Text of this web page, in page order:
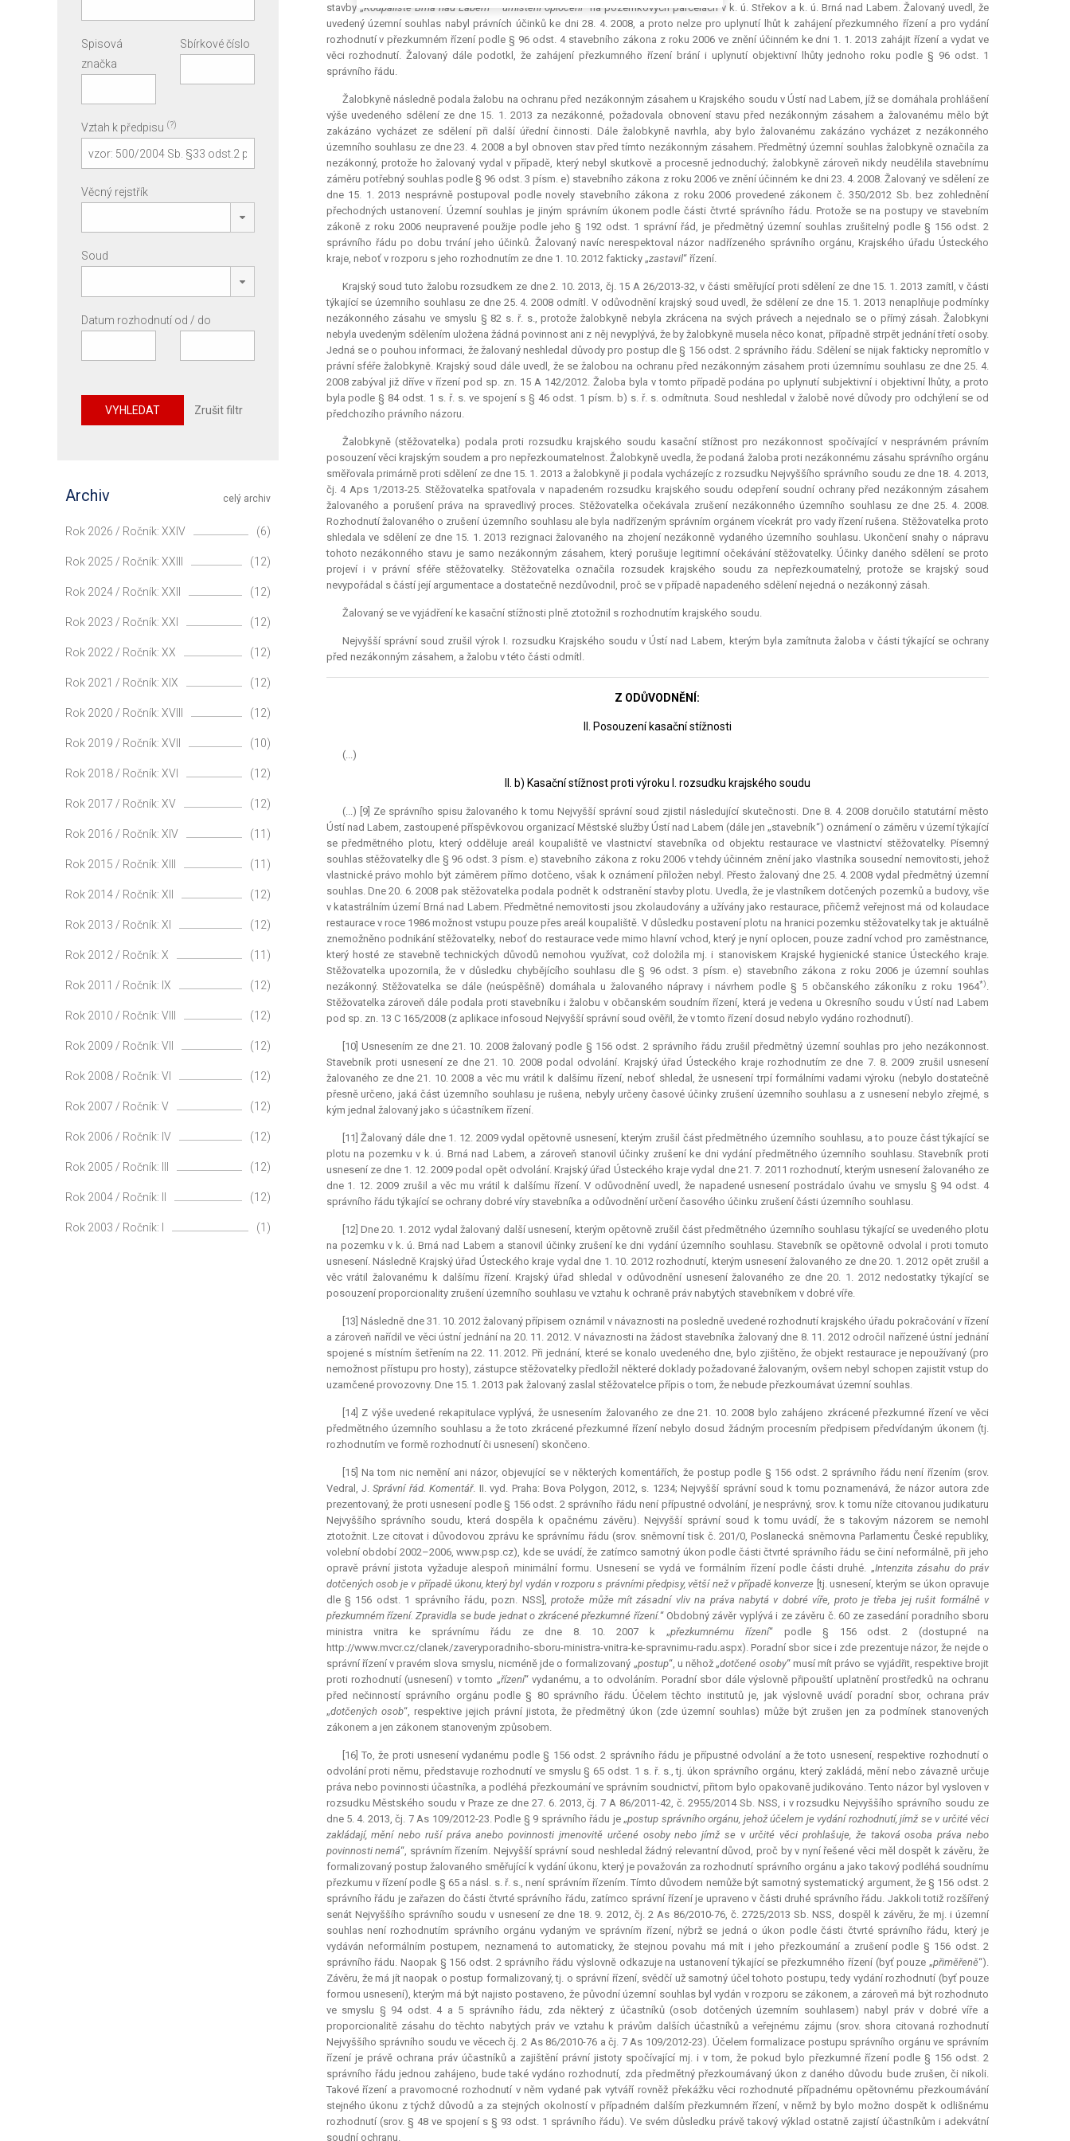
stavby „Koupaliště Brná nad Labem – umístění oplocení“ na pozemkových parcelách v k. ú. Střekov a k. ú. Brná nad Labem. Žalovaný uvedl, že
uvedený územní souhlas nabyl právních účinků ke dni 28. 4. 2008, a proto nelze pro uplynutí lhůt k zahájení přezkumného řízení a pro vydání
rozhodnutí v přezkumném řízení podle § 96 odst. 4 stavebního zákona z roku 2006 ve znění účinném ke dni 1. 1. 2013 zahájit řízení a vydat ve
věci rozhodnutí. Žalovaný dále podotkl, že zahájení přezkumného řízení brání i uplynutí objektivní lhůty jednoho roku podle § 96 odst. 1
správního řádu.
Žalobkyně následně podala žalobu na ochranu před nezákonným zásahem u Krajského soudu v Ústí nad Labem, jíž se domáhala prohlášení
výše uvedeného sdělení ze dne 15. 1. 2013 za nezákonné, požadovala obnovení stavu před nezákonným zásahem a žalovanému mělo být
zakázáno vycházet ze sdělení při další úřední činnosti. Dále žalobkyně navrhla, aby bylo žalovanému zakázáno vycházet z nezákonného
územního souhlasu ze dne 23. 4. 2008 a byl obnoven stav před tímto nezákonným zásahem. Předmětný územní souhlas žalobkyně označila za
nezákonný, protože ho žalovaný vydal v případě, který nebyl skutkově a procesně jednoduchý; žalobkyně zároveň nikdy neudělila stavebnímu
záměru potřebný souhlas podle § 96 odst. 3 písm. e) stavebního zákona z roku 2006 ve znění účinném ke dni 23. 4. 2008. Žalovaný ve sdělení ze
dne 15. 1. 2013 nesprávně postupoval podle novely stavebního zákona z roku 2006 provedené zákonem č. 350/2012 Sb. bez zohlednění
přechodných ustanovení. Územní souhlas je jiným správním úkonem podle části čtvrté správního řádu. Protože se na postupy ve stavebním
zákoně z roku 2006 neupravené použije podle jeho § 192 odst. 1 správní řád, je předmětný územní souhlas zrušitelný podle § 156 odst. 2
správního řádu po dobu trvání jeho účinků. Žalovaný navíc nerespektoval názor nadřízeného správního orgánu, Krajského úřadu Ústeckého
kraje, neboť v rozporu s jeho rozhodnutím ze dne 1. 10. 2012 fakticky „zastavil“ řízení.
Krajský soud tuto žalobu rozsudkem ze dne 2. 10. 2013, čj. 15 A 26/2013-32, v části směřující proti sdělení ze dne 15. 1. 2013 zamítl, v části
týkající se územního souhlasu ze dne 25. 4. 2008 odmítl. V odůvodnění krajský soud uvedl, že sdělení ze dne 15. 1. 2013 nenaplňuje podmínky
nezákonného zásahu ve smyslu § 82 s. ř. s., protože žalobkyně nebyla zkrácena na svých právech a nejednalo se o přímý zásah. Žalobkyni
nebyla uvedeným sdělením uložena žádná povinnost ani z něj nevyplývá, že by žalobkyně musela něco konat, případně strpět jednání třetí osoby.
Jedná se o pouhou informaci, že žalovaný neshledal důvody pro postup dle § 156 odst. 2 správního řádu. Sdělení se nijak fakticky nepromítlo v
právní sféře žalobkyně. Krajský soud dále uvedl, že se žalobou na ochranu před nezákonným zásahem proti územnímu souhlasu ze dne 25. 4.
2008 zabýval již dříve v řízení pod sp. zn. 15 A 142/2012. Žaloba byla v tomto případě podána po uplynutí subjektivní i objektivní lhůty, a proto
byla podle § 84 odst. 1 s. ř. s. ve spojení s § 46 odst. 1 písm. b) s. ř. s. odmítnuta. Soud neshledal v žalobě nové důvody pro odchýlení se od
předchozího právního názoru.
Žalobkyně (stěžovatelka) podala proti rozsudku krajského soudu kasační stížnost pro nezákonnost spočívající v nesprávném právním
posouzení věci krajským soudem a pro nepřezkoumatelnost. Žalobkyně uvedla, že podaná žaloba proti nezákonnému zásahu správního orgánu
směřovala primárně proti sdělení ze dne 15. 1. 2013 a žalobkyně ji podala vycházejíc z rozsudku Nejvyššího správního soudu ze dne 18. 4. 2013,
čj. 4 Aps 1/2013-25. Stěžovatelka spatřovala v napadeném rozsudku krajského soudu odepření soudní ochrany před nezákonným zásahem
žalovaného a porušení práva na spravedlivý proces. Stěžovatelka očekávala zrušení nezákonného územního souhlasu ze dne 25. 4. 2008.
Rozhodnutí žalovaného o zrušení územního souhlasu ale byla nadřízeným správním orgánem vícekrát pro vady řízení rušena. Stěžovatelka proto
shledala ve sdělení ze dne 15. 1. 2013 rezignaci žalovaného na zhojení nezákonně vydaného územního souhlasu. Ukončení snahy o nápravu
tohoto nezákonného stavu je samo nezákonným zásahem, který porušuje legitimní očekávání stěžovatelky. Účinky daného sdělení se proto
projeví i v právní sféře stěžovatelky. Stěžovatelka označila rozsudek krajského soudu za nepřezkoumatelný, protože se krajský soud
nevypořádal s částí její argumentace a dostatečně nezdůvodnil, proč se v případě napadeného sdělení nejedná o nezákonný zásah.
Žalovaný se ve vyjádření ke kasační stížnosti plně ztotožnil s rozhodnutím krajského soudu.
Nejvyšší správní soud zrušil výrok I. rozsudku Krajského soudu v Ústí nad Labem, kterým byla zamítnuta žaloba v části týkající se ochrany
před nezákonným zásahem, a žalobu v této části odmítl.
Z ODŮVODNĚNÍ:
II. Posouzení kasační stížnosti
(...)
II. b) Kasační stížnost proti výroku I. rozsudku krajského soudu
(...) [9] Ze správního spisu žalovaného k tomu Nejvyšší správní soud zjistil následující skutečnosti. Dne 8. 4. 2008 doručilo statutární město
Ústí nad Labem, zastoupené příspěvkovou organizací Městské služby Ústí nad Labem (dále jen „stavebník“) oznámení o záměru v území týkající
se předmětného plotu, který odděluje areál koupaliště ve vlastnictví stavebníka od objektu restaurace ve vlastnictví stěžovatelky. Písemný
souhlas stěžovatelky dle § 96 odst. 3 písm. e) stavebního zákona z roku 2006 v tehdy účinném znění jako vlastníka sousední nemovitosti, jehož
vlastnické právo mohlo být záměrem přímo dotčeno, však k oznámení přiložen nebyl. Přesto žalovaný dne 25. 4. 2008 vydal předmětný územní
souhlas. Dne 20. 6. 2008 pak stěžovatelka podala podnět k odstranění stavby plotu. Uvedla, že je vlastníkem dotčených pozemků a budovy, vše
v katastrálním území Brná nad Labem. Předmětné nemovitosti jsou zkolaudovány a užívány jako restaurace, přičemž veřejnost má od kolaudace
restaurace v roce 1986 možnost vstupu pouze přes areál koupaliště. V důsledku postavení plotu na hranici pozemku stěžovatelky tak je aktuálně
znemožněno podnikání stěžovatelky, neboť do restaurace vede mimo hlavní vchod, který je nyní oplocen, pouze zadní vchod pro zaměstnance,
který hosté ze stavebně technických důvodů nemohou využívat, což doložila mj. i stanoviskem Krajské hygienické stanice Ústeckého kraje.
Stěžovatelka upozornila, že v důsledku chybějícího souhlasu dle § 96 odst. 3 písm. e) stavebního zákona z roku 2006 je územní souhlas
nezákonný. Stěžovatelka se dále (neúspěšně) domáhala u žalovaného nápravy i návrhem podle § 5 občanského zákoníku z roku 1964*).
Stěžovatelka zároveň dále podala proti stavebníku i žalobu v občanském soudním řízení, která je vedena u Okresního soudu v Ústí nad Labem
pod sp. zn. 13 C 165/2008 (z aplikace infosoud Nejvyšší správní soud ověřil, že v tomto řízení dosud nebylo vydáno rozhodnutí).
[10] Usnesením ze dne 21. 10. 2008 žalovaný podle § 156 odst. 2 správního řádu zrušil předmětný územní souhlas pro jeho nezákonnost.
Stavebník proti usnesení ze dne 21. 10. 2008 podal odvolání. Krajský úřad Ústeckého kraje rozhodnutím ze dne 7. 8. 2009 zrušil usnesení
žalovaného ze dne 21. 10. 2008 a věc mu vrátil k dalšímu řízení, neboť shledal, že usnesení trpí formálními vadami výroku (nebylo dostatečně
přesně určeno, jaká část územního souhlasu je rušena, nebyly určeny časové účinky zrušení územního souhlasu a z usnesení nebylo zřejmé, s
kým jednal žalovaný jako s účastníkem řízení.
[11] Žalovaný dále dne 1. 12. 2009 vydal opětovně usnesení, kterým zrušil část předmětného územního souhlasu, a to pouze část týkající se
plotu na pozemku v k. ú. Brná nad Labem, a zároveň stanovil účinky zrušení ke dni vydání předmětného územního souhlasu. Stavebník proti
usnesení ze dne 1. 12. 2009 podal opět odvolání. Krajský úřad Ústeckého kraje vydal dne 21. 7. 2011 rozhodnutí, kterým usnesení žalovaného ze
dne 1. 12. 2009 zrušil a věc mu vrátil k dalšímu řízení. V odůvodnění uvedl, že napadené usnesení postrádalo úvahu ve smyslu § 94 odst. 4
správního řádu týkající se ochrany dobré víry stavebníka a odůvodnění určení časového účinku zrušení části územního souhlasu.
[12] Dne 20. 1. 2012 vydal žalovaný další usnesení, kterým opětovně zrušil část předmětného územního souhlasu týkající se uvedeného plotu
na pozemku v k. ú. Brná nad Labem a stanovil účinky zrušení ke dni vydání územního souhlasu. Stavebník se opětovně odvolal i proti tomuto
usnesení. Následně Krajský úřad Ústeckého kraje vydal dne 1. 10. 2012 rozhodnutí, kterým usnesení žalovaného ze dne 20. 1. 2012 opět zrušil a
věc vrátil žalovanému k dalšímu řízení. Krajský úřad shledal v odůvodnění usnesení žalovaného ze dne 20. 1. 2012 nedostatky týkající se
posouzení proporcionality zrušení územního souhlasu ve vztahu k ochraně práv nabytých stavebníkem v dobré víře.
[13] Následně dne 31. 10. 2012 žalovaný přípisem oznámil v návaznosti na posledně uvedené rozhodnutí krajského úřadu pokračování v řízení
a zároveň nařídil ve věci ústní jednání na 20. 11. 2012. V návaznosti na žádost stavebníka žalovaný dne 8. 11. 2012 odročil nařízené ústní jednání
spojené s místním šetřením na 22. 11. 2012. Při jednání, které se konalo uvedeného dne, bylo zjištěno, že objekt restaurace je nepoužívaný (pro
nemožnost přístupu pro hosty), zástupce stěžovatelky předložil některé doklady požadované žalovaným, ovšem nebyl schopen zajistit vstup do
uzamčené provozovny. Dne 15. 1. 2013 pak žalovaný zaslal stěžovatelce přípis o tom, že nebude přezkoumávat územní souhlas.
[14] Z výše uvedené rekapitulace vyplývá, že usnesením žalovaného ze dne 21. 10. 2008 bylo zahájeno zkrácené přezkumné řízení ve věci
předmětného územního souhlasu a že toto zkrácené přezkumné řízení nebylo dosud žádným procesním předpisem předvídaným úkonem (tj.
rozhodnutím ve formě rozhodnutí či usnesení) skončeno.
[15] Na tom nic nemění ani názor, objevující se v některých komentářích, že postup podle § 156 odst. 2 správního řádu není řízením (srov.
Vedral, J.Správní řád. Komentář. II. vyd. Praha: Bova Polygon, 2012, s. 1234; Nejvyšší správní soud k tomu poznamenává, že názor autora zde
prezentovaný, že proti usnesení podle § 156 odst. 2 správního řádu není přípustné odvolání, je nesprávný, srov. k tomu níže citovanou judikaturu
Nejvyššího správního soudu, která dospěla k opačnému závěru). Nejvyšší správní soud k tomu uvádí, že s takovým názorem se nemohl
ztotožnit. Lze citovat i důvodovou zprávu ke správnímu řádu (srov. sněmovní tisk č. 201/0, Poslanecká sněmovna Parlamentu České republiky,
volební období 2002–2006, www.psp.cz), kde se uvádí, že zatímco samotný úkon podle části čtvrté správního řádu se činí neformálně, při jeho
opravě právní jistota vyžaduje alespoň minimální formu. Usnesení se vydá ve formálním řízení podle části druhé. „Intenzita zásahu do práv
dotčených osob je v případě úkonu, který byl vydán v rozporu s právními předpisy, větší než v případěkonverze [tj. usnesení, kterým se úkon opravuje
dle § 156 odst. 1 správního řádu, pozn. NSS],protože může mít zásadní vliv na práva nabytá v dobré víře, proto je třeba jej rušit formálně v
přezkumném řízení. Zpravidla se bude jednat o zkrácené přezkumné řízení.“ Obdobný závěr vyplývá i ze závěru č. 60 ze zasedání poradního sboru
ministra vnitra ke správnímu řádu ze dne 8. 10. 2007 k „přezkumnému řízení“ podle § 156 odst. 2 (dostupné na
http://www.mvcr.cz/clanek/zaveryporadniho-sboru-ministra-vnitra-ke-spravnimu-radu.aspx). Poradní sbor sice i zde prezentuje názor, že nejde o
správní řízení v pravém slova smyslu, nicméně jde o formalizovaný „postup“, u něhož „dotčené osoby“ musí mít právo se vyjádřit, respektive brojit
proti rozhodnutí (usnesení) v tomto „řízení“ vydanému, a to odvoláním. Poradní sbor dále výslovně připouští uplatnění prostředků na ochranu
před nečinností správního orgánu podle § 80 správního řádu. Účelem těchto institutů je, jak výslovně uvádí poradní sbor, ochrana práv
„dotčených osob“, respektive jejich právní jistota, že předmětný úkon (zde územní souhlas) může být zrušen jen za podmínek stanovených
zákonem a jen zákonem stanoveným způsobem.
[16] To, že proti usnesení vydanému podle § 156 odst. 2 správního řádu je přípustné odvolání a že toto usnesení, respektive rozhodnutí o
odvolání proti němu, představuje rozhodnutí ve smyslu § 65 odst. 1 s. ř. s., tj. úkon správního orgánu, který zakládá, mění nebo závazně určuje
práva nebo povinnosti účastníka, a podléhá přezkoumání ve správním soudnictví, přitom bylo opakovaně judikováno. Tento názor byl vysloven v
rozsudku Městského soudu v Praze ze dne 27. 6. 2013, čj. 7 A 86/2011-42, č. 2955/2014 Sb. NSS, i v rozsudku Nejvyššího správního soudu ze
dne 5. 4. 2013, čj. 7 As 109/2012-23. Podle § 9 správního řádu je „postup správního orgánu, jehož účelem je vydání rozhodnutí, jímž se v určité věci
zakládají, mění nebo ruší práva anebo povinnosti jmenovitě určené osoby nebo jímž se v určité věci prohlašuje, že taková osoba práva nebo
povinnosti nemá“, správním řízením. Nejvyšší správní soud neshledal žádný relevantnídůvod, proč by v nyní řešené věci měl dospět k závěru, že
formalizovaný postup žalovaného směřující k vydání úkonu, který je považován za rozhodnutí správního orgánu a jako takový podléhá soudnímu
přezkumu v řízení podle § 65 a násl. s. ř. s., není správním řízením. Tímto důvodem nemůže být samotný systematický argument, že § 156 odst. 2
správního řádu je zařazen do části čtvrté správního řádu, zatímco správní řízení je upraveno v části druhé správního řádu. Jakkoli totiž rozšířený
senát Nejvyššího správního soudu v usnesení ze dne 18. 9. 2012, čj. 2 As 86/2010-76, č. 2725/2013 Sb. NSS, dospěl k závěru, že mj. i územní
souhlas není rozhodnutím správního orgánu vydaným ve správním řízení, nýbrž se jedná o úkon podle části čtvrté správního řádu, který je
vydáván neformálním postupem, neznamená to automaticky, že stejnou povahu má mít i jeho přezkoumání a zrušení podle § 156 odst. 2
správního řádu. Naopak § 156 odst. 2 správního řádu výslovně odkazuje na ustanovení týkající se přezkumného řízení (byť pouze „přiměřeně“).
Závěru, že má jít naopak o postup formalizovaný, tj. o správní řízení, svědčí už samotný účel tohoto postupu, tedy vydání rozhodnutí (byť pouze
formou usnesení), kterým má být najisto postaveno, že původní územní souhlas byl vydán v rozporu se zákonem, a zároveň má být rozhodnuto
ve smyslu § 94 odst. 4 a 5 správního řádu, zda některý z účastníků (osob dotčených územním souhlasem) nabyl práv v dobré víře a
proporcionalitě zásahu do těchto nabytých práv ve vztahu k právům dalších účastníků a veřejnému zájmu (srov. shora citovaná rozhodnutí
Nejvyššího správního soudu ve věcech čj. 2 As 86/2010-76 a čj. 7 As 109/2012-23). Účelem formalizace postupu správního orgánu ve správním
řízení je právě ochrana práv účastníků a zajištění právní jistoty spočívající mj. i v tom, že pokud bylo přezkumné řízení podle § 156 odst. 2
správního řádu jednou zahájeno, bude také vydáno rozhodnutí, zda předmětný přezkoumávaný úkon z daného důvodu bude zrušen, či nikoli.
Takové řízení a pravomocné rozhodnutí v něm vydané pak vytváří rovněž překážku věci rozhodnuté případnému opětovnému přezkoumávání
stejného úkonu z týchž důvodů a za stejných okolností v případném dalším přezkumném řízení, v němž by bylo možno dospět k odlišnému
rozhodnutí (srov. § 48 ve spojení s § 93 odst. 1 správního řádu). Ve svém důsledku právě takový výklad ostatně zajistí účastníkům i adekvátní
soudní ochranu.
Spisová
značka
Sbírkové číslo
Vztah k předpisu (?)
Věcný rejstřík
Soud
Datum rozhodnutí od / do
VYHLEDAT Zrušit filtr
celý archiv
Archiv
Rok 2026 / Ročník: XXIV (6)
Rok 2025 / Ročník: XXIII (12)
Rok 2024 / Ročník: XXII (12)
Rok 2023 / Ročník: XXI (12)
Rok 2022 / Ročník: XX (12)
Rok 2021 / Ročník: XIX (12)
Rok 2020 / Ročník: XVIII (12)
Rok 2019 / Ročník: XVII (10)
Rok 2018 / Ročník: XVI (12)
Rok 2017 / Ročník: XV (12)
Rok 2016 / Ročník: XIV (11)
Rok 2015 / Ročník: XIII (11)
Rok 2014 / Ročník: XII (12)
Rok 2013 / Ročník: XI (12)
Rok 2012 / Ročník: X (11)
Rok 2011 / Ročník: IX (12)
Rok 2010 / Ročník: VIII (12)
Rok 2009 / Ročník: VII (12)
Rok 2008 / Ročník: VI (12)
Rok 2007 / Ročník: V (12)
Rok 2006 / Ročník: IV (12)
Rok 2005 / Ročník: III (12)
Rok 2004 / Ročník: II (12)
Rok 2003 / Ročník: I (1)